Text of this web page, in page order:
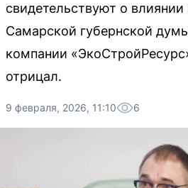
свидетельствуют о
Самарской губернской
компании
отрицал.
9 февраля, 2026, 11:10 6